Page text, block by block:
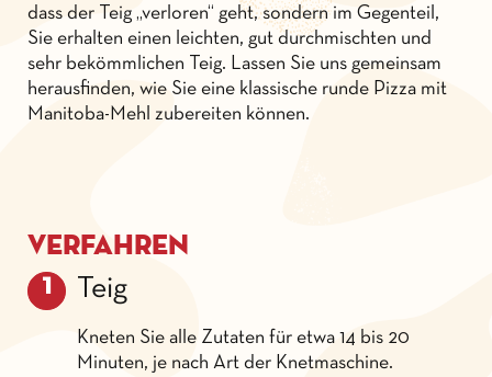
dass der Teig „verloren“ geht, sondern im Gegenteil,
Sie erhalten einen leichten, gut durchmischten und
sehr bekömmlichen Teig. Lassen Sie uns gemeinsam
herausfinden, wie Sie eine klassische runde Pizza mit
Manitoba-Mehl zubereiten können.
Verfahren
Teig
Kneten Sie alle Zutaten für etwa 14 bis 20
Minuten, je nach Art der Knetmaschine.